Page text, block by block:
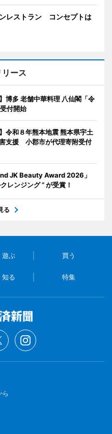
レストラン コンセプトは
ース
博多 老舗中華料理 八仙閣「令
付開始
令和８年熊本地震 熊本県宇土
支援 小郡市が代理寄附受付
JK Beauty Award 2026」
レンジング ” が受賞！
る
遊ぶ 買う
知る 特集
ら